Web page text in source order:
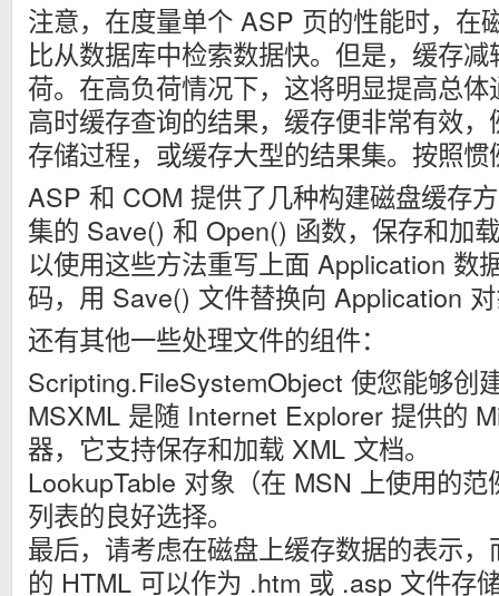
注意，在度量单个 ASP 页的性能时，在
比从数据库中检索数据快。但是，缓存
荷。在高负荷情况下，这将明显提高总
高时缓存查询的结果，缓存便非常有效
存储过程，或缓存大型的结果集。按照
ASP 和 COM 提供了几种构建磁盘缓存
集的 Save() 和 Open() 函数，保存和加
以使用这些方法重写上面 Application 数
码，用 Save() 文件替换向 Application
还有其他一些处理文件的组件：
Scripting.FileSystemObject 使您能够创
MSXML 是随 Internet Explorer 提供的
器，它支持保存和加载 XML 文档。
LookupTable 对象（在 MSN 上使用的
列表的良好选择。
最后，请考虑在磁盘上缓存数据的表示
的 HTML 可以作为 .htm 或 .asp 文件存